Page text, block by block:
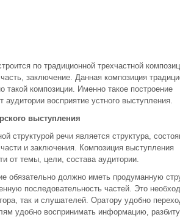
по традиционной трехчастной
заключение. Данная композиция
такой композиции. Именно такое построение
аудитории восприятие устного выступления.
выступления
структурой речи является структура,
и заключения. Композиция выступления
от темы, цели, состава аудитории.
обязательно должно иметь продуманную
последовательность частей. Это
так и слушателей. Оратору удобно
удобно воспринимать информацию,